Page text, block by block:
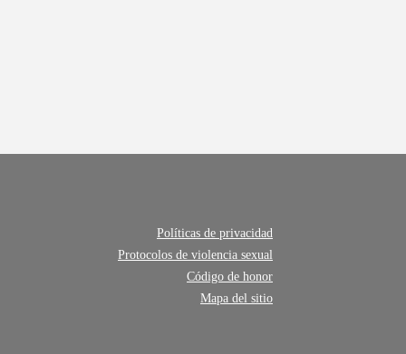
Políticas de privacidad
Protocolos de violencia sexual
Código de honor
Mapa del sitio